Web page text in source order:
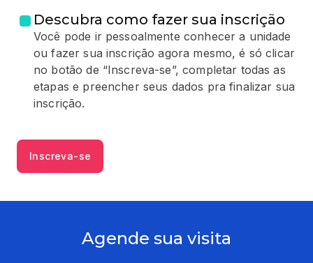
Descubra como fazer sua inscrição
Você pode ir pessoalmente conhecer a unidade
ou fazer sua inscrição agora mesmo, é só clicar
no botão de “Inscreva-se”, completar todas as
etapas e preencher seus dados pra finalizar sua
inscrição.
Inscreva-se
Agende sua visita